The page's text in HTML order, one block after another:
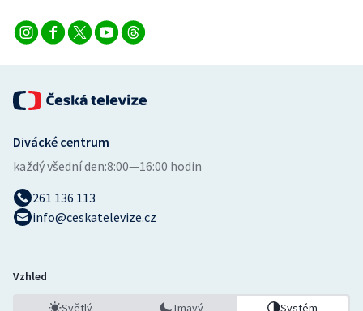
Divácké centrum
každý všední den:8:00—16:00 hodin
261 136 113
info@ceskatelevize.cz
Vzhled
Světlý Tmavý Systém